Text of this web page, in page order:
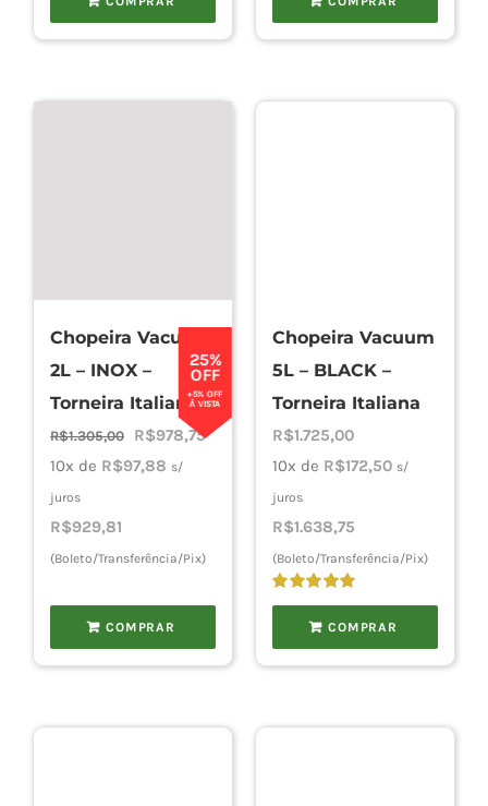
25%
OFF
+5% OFF
À VISTA
Chopeira Vacuum
2L – INOX –
Torneira Italiana
R$1.305,00
O
preço
R$1.305,00.
R$978,75O
R$978,75.
10x de R$97,88 s/
juros
R$929,81
(Boleto/Transferência/Pix)
COMPRAR
Chopeira Vacuum
5L – BLACK –
Torneira Italiana
Avaliação
de 5
R$1.725,00
10x de R$172,50 s/
juros
R$1.638,75
(Boleto/Transferência/Pix)
COMPRAR